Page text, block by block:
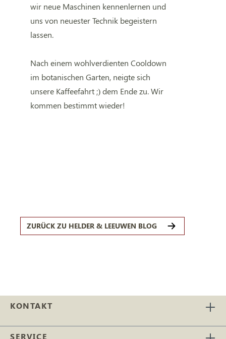
wir neue Maschinen kennenlernen und
uns von neuester Technik begeistern
lassen.
Nach einem wohlverdienten Cooldown
im botanischen Garten, neigte sich
unsere Kaffeefahrt ;) dem Ende zu. Wir
kommen bestimmt wieder!
ZURÜCK ZU HELDER & LEEUWEN BLOG
KONTAKT
SERVICE